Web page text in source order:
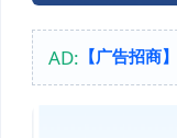
AD: 【广告招商】